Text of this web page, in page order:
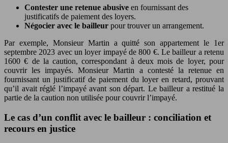
Contester une retenue abusive en fournissant des
justificatifs de paiement des loyers.
Négocier avec le bailleur pour trouver un arrangement.
Par exemple, Monsieur Martin a quitté son appartement le 1er
septembre 2023 avec un loyer impayé de 800 €. Le bailleur a retenu
1600 € de la caution, correspondant à deux mois de loyer, pour
couvrir les impayés. Monsieur Martin a contesté la retenue en
fournissant un justificatif de paiement du loyer en retard, prouvant
qu’il avait réglé l’impayé avant son départ. Le bailleur a restitué la
partie de la caution non utilisée pour couvrir l’impayé.
Le cas d’un conflit avec le bailleur : conciliation et
recours en justice